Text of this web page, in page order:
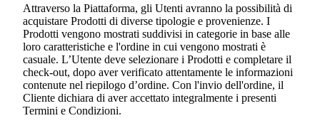
Attraverso la Piattaforma, gli Utenti avranno la possibilità di
acquistare Prodotti di diverse tipologie e provenienze. I
Prodotti vengono mostrati suddivisi in categorie in base alle
loro caratteristiche e l'ordine in cui vengono mostrati è
casuale. L’Utente deve selezionare i Prodotti e completare il
check-out, dopo aver verificato attentamente le informazioni
contenute nel riepilogo d’ordine. Con l'invio dell'ordine, il
Cliente dichiara di aver accettato integralmente i presenti
Termini e Condizioni.